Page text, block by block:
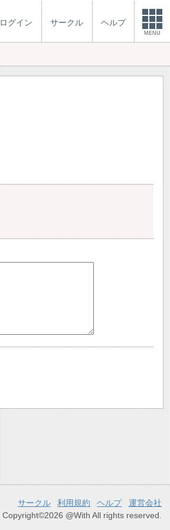
ログイン サークル ヘルプ
MENU
サークル 利用規約 ヘルプ
運営会社
Copyright©2026 @With All rights reserved.